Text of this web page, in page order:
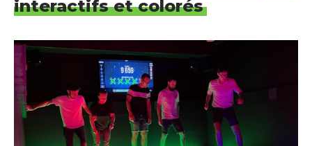
interactifs et colorés